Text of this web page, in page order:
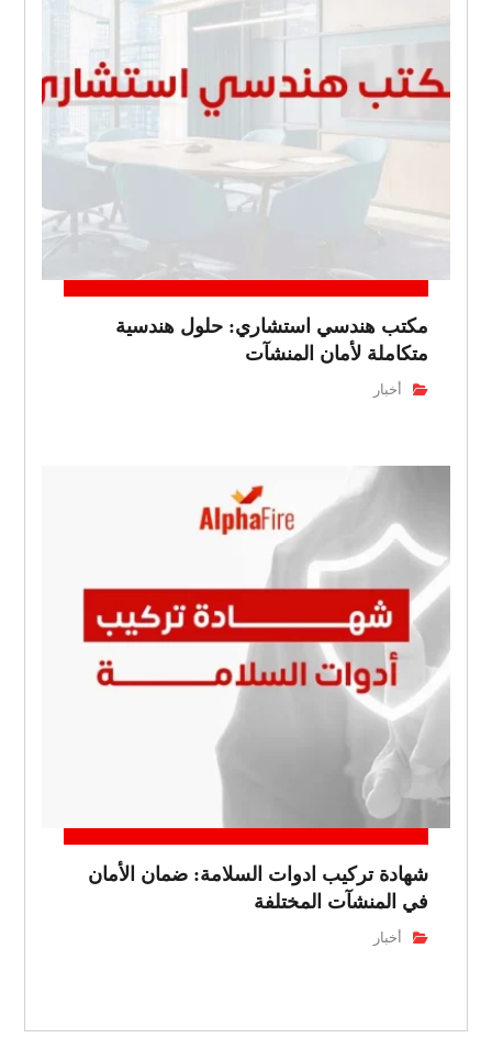
مكتب هندسي استشاري: حلول هندسية
متكاملة لأمان المنشآت
أخبار
شهادة تركيب ادوات السلامة: ضمان الأمان
في المنشآت المختلفة
أخبار